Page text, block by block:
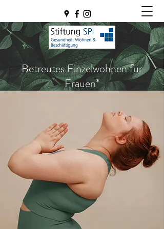
Betreutes Einzelwohnen für
Frauen*